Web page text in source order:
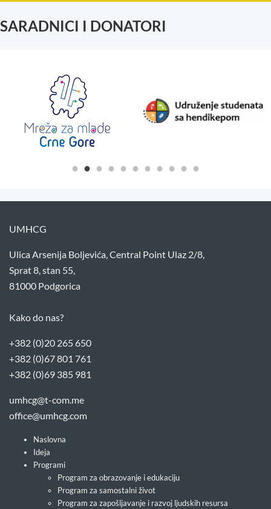
SARADNICI I DONATORI
UMHCG
Ulica Arsenija Boljevića, Central Point Ulaz 2/8,
Sprat 8, stan 55,
81000 Podgorica
Kako do nas?
+382 (0)20 265 650
+382 (0)67 801 761
+382 (0)69 385 981
umhcg@t-com.me
office@umhcg.com
Naslovna
Ideja
Programi
Program za obrazovanje i edukaciju
Program za samostalni život
Program za zapošljavanje i razvoj ljudskih resursa